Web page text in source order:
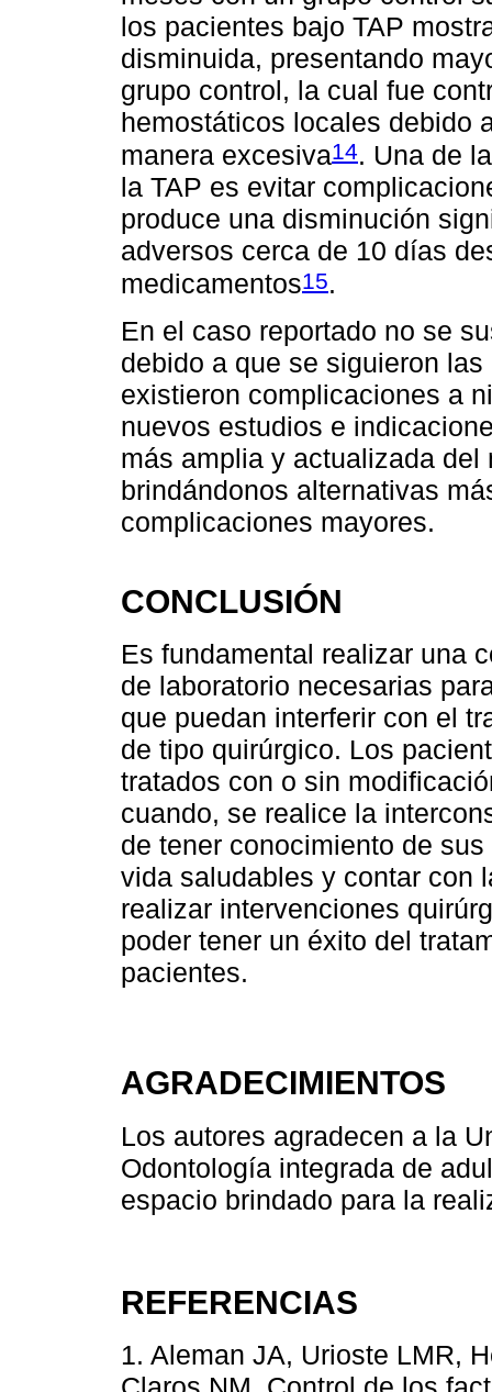
los pacientes bajo TAP
disminuida, presentando
grupo control, la cual fue
hemostáticos locales debido
manera excesiva14. Una de
la TAP es evitar
produce una disminución
adversos cerca de 10 días
medicamentos15.
En el caso reportado no se
debido a que se siguieron
existieron complicaciones a
nuevos estudios e
más amplia y actualizada
brindándonos alternativas
complicaciones mayores.
CONCLUSIÓN
Es fundamental realizar una
de laboratorio necesarias
que puedan interferir con el
de tipo quirúrgico. Los
tratados con o sin
cuando, se realice la
de tener conocimiento de
vida saludables y contar con
realizar intervenciones
poder tener un éxito del
pacientes.
AGRADECIMIENTOS
Los autores agradecen a la
Odontología integrada de
espacio brindado para la
REFERENCIAS
1. Aleman JA, Urioste LMR,